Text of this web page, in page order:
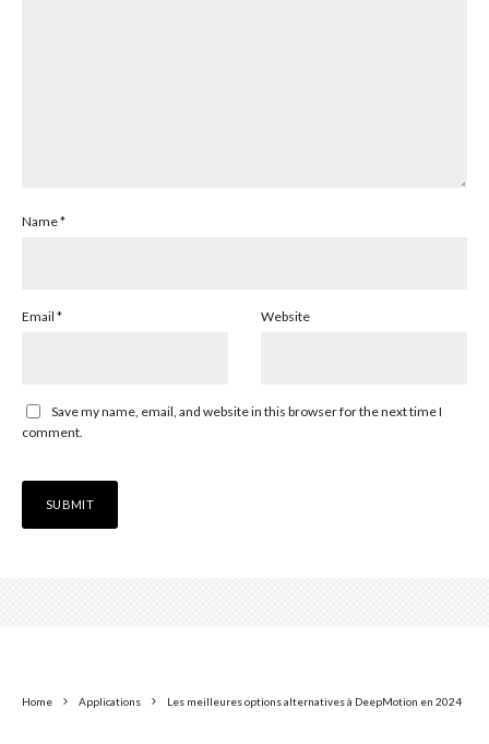
Name*
Email * Website
Save my name, email, and website in this browser for the next time I
comment.
Home Applications Les meilleures options alternatives à DeepMotion en 2024